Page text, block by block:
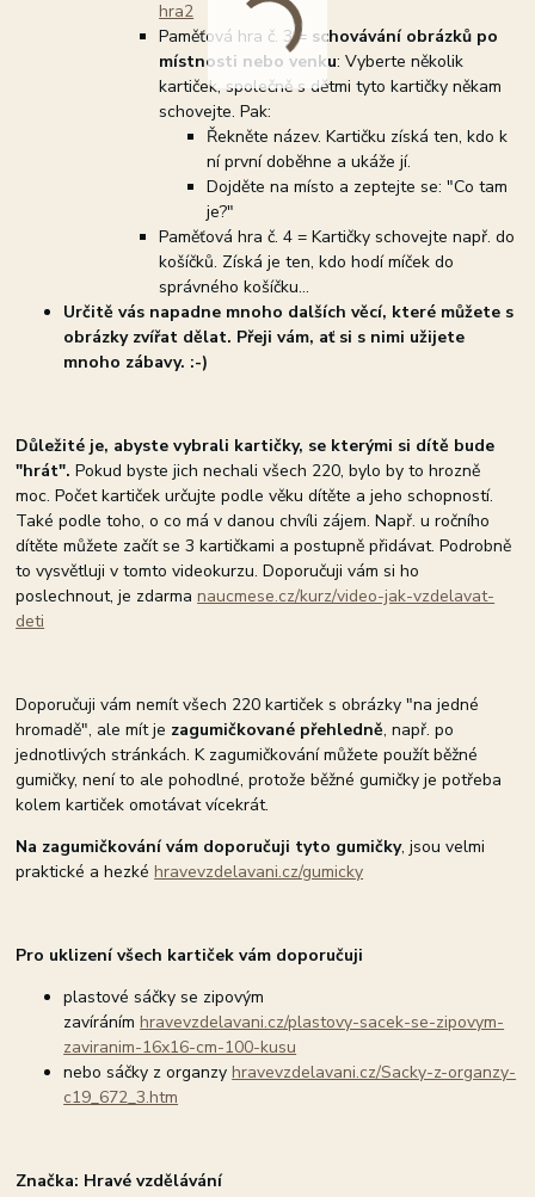
hra2
Paměťová hra č. 3 = schovávání obrázků po
místnosti nebo venku: Vyberte několik
kartiček, společně s dětmi tyto kartičky někam
schovejte. Pak:
Řekněte název. Kartičku získá ten, kdo k
ní první doběhne a ukáže jí.
Dojděte na místo a zeptejte se: "Co tam
je?"
Paměťová hra č. 4 = Kartičky schovejte např. do
košíčků. Získá je ten, kdo hodí míček do
správného košíčku...
Určitě vás napadne mnoho dalších věcí, které můžete s
obrázky zvířat dělat. Přeji vám, ať si s nimi užijete
mnoho zábavy. :-)
Důležité je, abyste vybrali kartičky, se kterými si dítě bude
"hrát".Pokud byste jich nechali všech 220, bylo by to hrozně
moc. Počet kartiček určujte podle věku dítěte a jeho schopností.
Také podle toho, o co má v danou chvíli zájem. Např. u ročního
dítěte můžete začít se 3 kartičkami a postupně přidávat. Podrobně
to vysvětluji v tomto videokurzu. Doporučuji vám si ho
poslechnout, je zdarmanaucmese.cz/kurz/video-jak-vzdelavat-
deti
Doporučuji vám nemít všech 220 kartiček s obrázky "na jedné
hromadě", ale mít je zagumičkované přehledně, např. po
jednotlivých stránkách. K zagumičkování můžete použít běžné
gumičky, není to ale pohodlné, protože běžné gumičky je potřeba
kolem kartiček omotávat vícekrát.
Na zagumičkování vám doporučuji tyto gumičky, jsou velmi
praktické a hezkéhravevzdelavani.cz/gumicky
Pro uklizení všech kartiček vám doporučuji
plastové sáčky se zipovým
zavíránímhravevzdelavani.cz/plastovy-sacek-se-zipovym-
zaviranim-16x16-cm-100-kusu
nebo sáčky z organzyhravevzdelavani.cz/Sacky-z-organzy-
c19_672_3.htm
Značka: Hravé vzdělávání